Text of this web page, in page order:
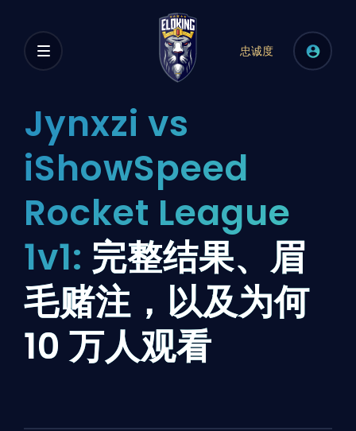
忠诚度
Jynxzi vs
iShowSpeed
Rocket League
1v1: 完整结果、眉
毛赌注，以及为何
10 万人观看